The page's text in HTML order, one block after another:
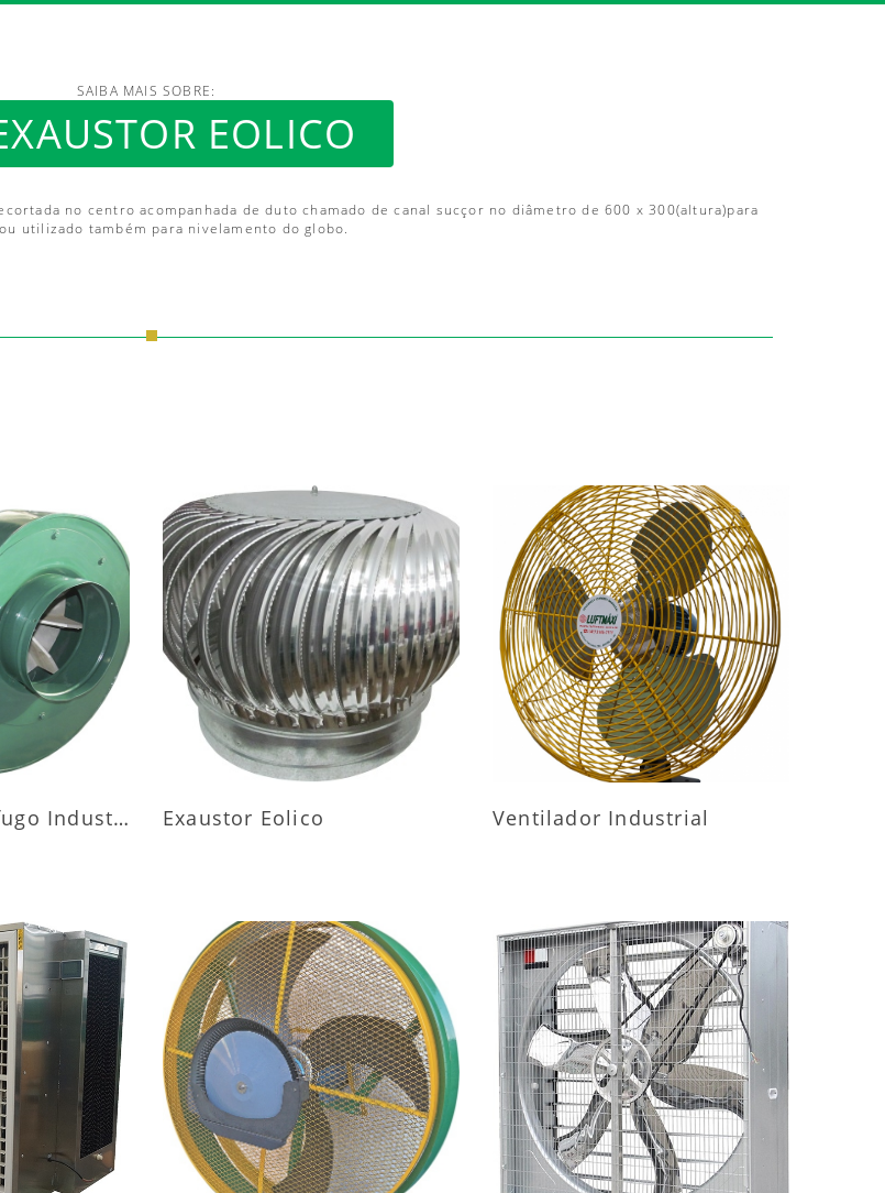
index.html
SAIBA MAIS SOBRE:
EOLICO
no centro acompanhada de duto chamado de canal sucçor no diâmetro de 600 x 300(altura)para
utilizado também para nivelamento do globo.
Exaustor Centrifugo Industrial
MAIS INFORMAÇÕES
Exaustor Eolico
MAIS INFORMAÇÕES
Ventilador Industrial
MAIS INFORMAÇÕES MAIS INFORMAÇÕES